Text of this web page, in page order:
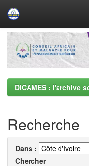
Skip
navigation
DICAMES : l'archive
Recherche
Dans :
Chercher